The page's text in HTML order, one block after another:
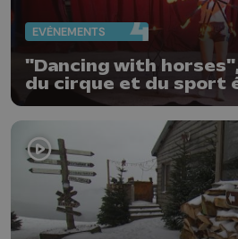
EVÈNEMENTS
"Dancing with
du cirque et du sport